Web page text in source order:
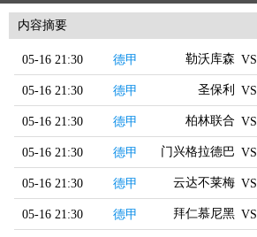
内容摘要
05-16 21:30 德甲 勒沃库森 VS
05-16 21:30 德甲 圣保利 VS
05-16 21:30 德甲 柏林联合 VS
05-16 21:30 德甲 门兴格拉德巴赫VS
05-16 21:30 德甲 云达不莱梅 VS
05-16 21:30 德甲 拜仁慕尼黑 VS